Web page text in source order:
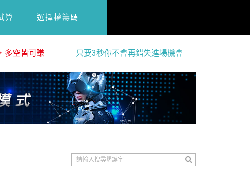
算 選擇權籌碼
多空皆可賺 只要3秒你不會再錯失進場機會